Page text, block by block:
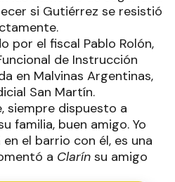
si Gutiérrez se resistió
por el fiscal Pablo Rolón,
de Instrucción
en Malvinas Argentinas,
San Martín.
siempre dispuesto a
familia, buen amigo. Yo
el barrio con él, es una
a Clarín su amigo